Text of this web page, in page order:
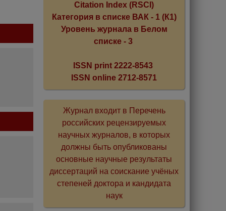
Citation Index (RSCI)
Категория в списке ВАК - 1 (К1)
Уровень журнала в Белом
списке - 3
ISSN print 2222-8543
ISSN online 2712-8571
Журнал входит в Перечень
российских рецензируемых
научных журналов, в которых
должны быть опубликованы
основные научные результаты
диссертаций на соискание учёных
степеней доктора и кандидата
наук